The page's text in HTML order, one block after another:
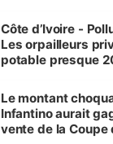
Côte d’Ivoire -
Les orpailleurs
potable presque
Le montant
Infantino aurait
vente de la Coupe